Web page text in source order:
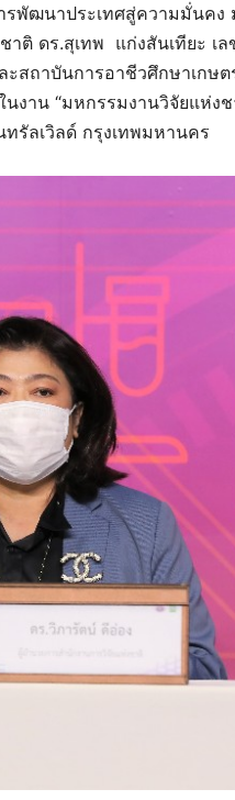
พัฒนาประเทศสู่ความมั่นคง
ติ ดร.สุเทพ แก่งสันเทียะ เ
สถาบันการอาชีวศึกษาเกษ
าน “มหกรรมงานวิจัยแห่ง
รัลเวิลด์ กรุงเทพมหานคร